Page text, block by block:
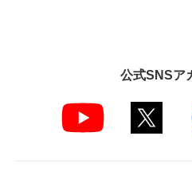
弊社は、データの消失、業
損害等を含め、本ソフト
に起因する直接的、間接的
の他いかなる損害にも、
公式SNSア